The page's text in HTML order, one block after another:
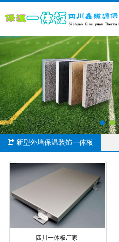
新型外墙保温装饰一体板
四川一体板厂家